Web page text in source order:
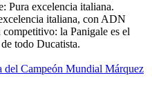
Pura excelencia italiana.
italiana, con ADN
la Panigale es el
todo Ducatista.
del Campeón Mundial Márquez